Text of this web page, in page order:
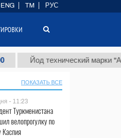
Йод технический марки "А" (т.)
ПОКАЗАТЬ ВСЕ
- 11:23
Туркменистана
велопрогулку по
Каспия
ENG TM РУС